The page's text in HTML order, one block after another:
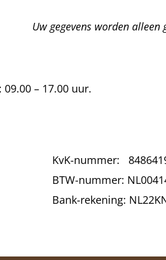
Uw gegevens worden
– 17.00 uur.
KvK-nummer:
BTW-nummer:
Bank-rekening: